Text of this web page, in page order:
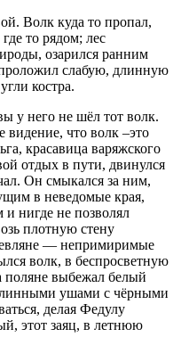
Волк куда то пропал,
то рядом; лес
озарился ранним
слабую, длинную
костра.
у него не шёл тот волк.
видение, что волк –это
красавица варяжского
отдых в пути, двинулся
Он смыкался за ним,
в неведомые края,
нигде не позволял
плотную стену
— непримиримые
волк, в беспросветную
поляне выбежал белый
ушами с чёрными
делая Федулу
этот заяц, в летнюю